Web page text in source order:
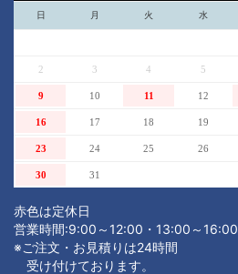
日 月 火 水
2 3 4 5
9 10 11 12
16 17 18 19
23 24 25 26
30 31
赤色は定休日
営業時間:9:00～12:00・13:00～16:00
※ご注文・お見積りは24時間
受け付けております。